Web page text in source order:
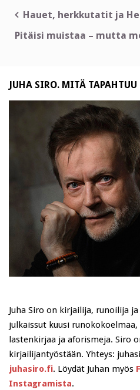
Artikkelien
selaus
Hauet, herkkutatit ja
Pitäisi muistaa – mutta
JUHA SIRO. MITÄ TAPAHTUU
Juha Siro on kirjailija, runoilija
julkaissut kuusi
lastenkirjaa ja aforismeja. Siro
kirjailijantyöstään. Yhteys:
juhasiro.fi. Löydät Juhan myös
Instagramista.